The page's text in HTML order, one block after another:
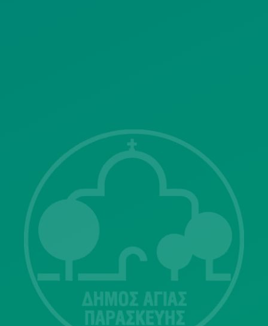
Λ. Μεσογείων 415-417 Τ.Κ.15343
Αγία Παρασκευή
213 2004500
dimos@agiaparaskevi.gr